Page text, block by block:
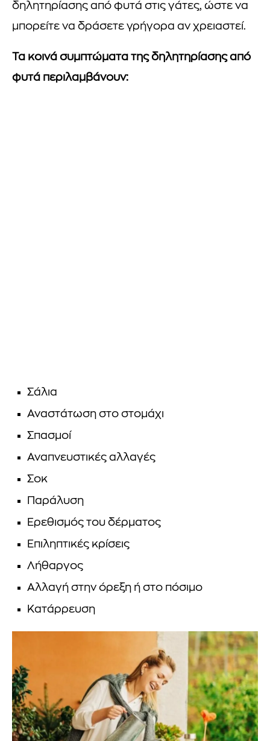
δηλητηρίασης από φυτά στις γάτες, ώστε να
μπορείτε να δράσετε γρήγορα αν χρειαστεί.
Τα κοινά συμπτώματα της δηλητηρίασης από
φυτά περιλαμβάνουν:
Σάλια
Αναστάτωση στο στομάχι
Σπασμοί
Αναπνευστικές αλλαγές
Σοκ
Παράλυση
Ερεθισμός του δέρματος
Επιληπτικές κρίσεις
Λήθαργος
Αλλαγή στην όρεξη ή στο πόσιμο
Κατάρρευση